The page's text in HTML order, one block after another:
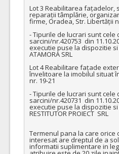
Lot 3 Reabilitarea fațadelor,
reparații tâmplărie,
firme, Oradea, Str. Libertății
- Tipurile de lucrari sunt cele
sarcini/nr.420753  din
executie puse la dispozitie si
ATAMORA SRL
Lot 4 Reabilitare fațade
învelitoare la imobilul situat
nr. 19-21
- Tipurile de lucrari sunt cele
sarcini/nr.420731  din
executie puse la dispozitie si
RESTITUTOR PROIECT  SRL
Termenul pana la care orice
interesat are dreptul de a
informatii suplimentare in